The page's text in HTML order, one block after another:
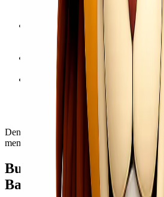
Apakah termasuk barang umum
penanganan khusus?
Pastikan kemasan sesuai standar
Packaging yang tepat bisa
pengiriman.
Cek regulasi yang berlaku
Terutama untuk barang seperti
Gunakan jasa cargo terpercaya
Partner logistik yang
memastikan semua proses
Lionel Express yang sudah
Dengan langkah ini, kamu bisa
memastikan barang sampai dengan aman
Butuh Cargo Udara?
Bantu